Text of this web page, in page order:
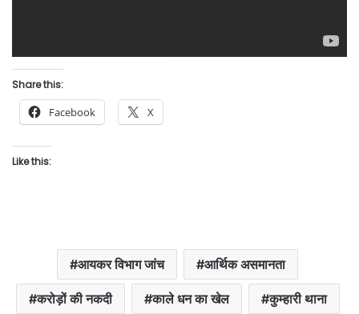
Share this:
Facebook X
Like this:
आयकर विभाग जांच आर्थिक असमानता
करोड़ों की नकदी काले धन का खेल कुम्हारी थाना